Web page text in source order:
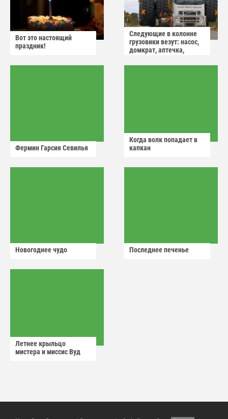
Вот это настоящий
праздник!
Следующие в колонне
грузовики везут: насос,
домкрат, аптечка,
Фермин Гарсия Севилья
Когда волк попадает в
капкан
Новогоднее чудо Последнее печенье
Летнее крыльцо
мистера и миссис Вуд